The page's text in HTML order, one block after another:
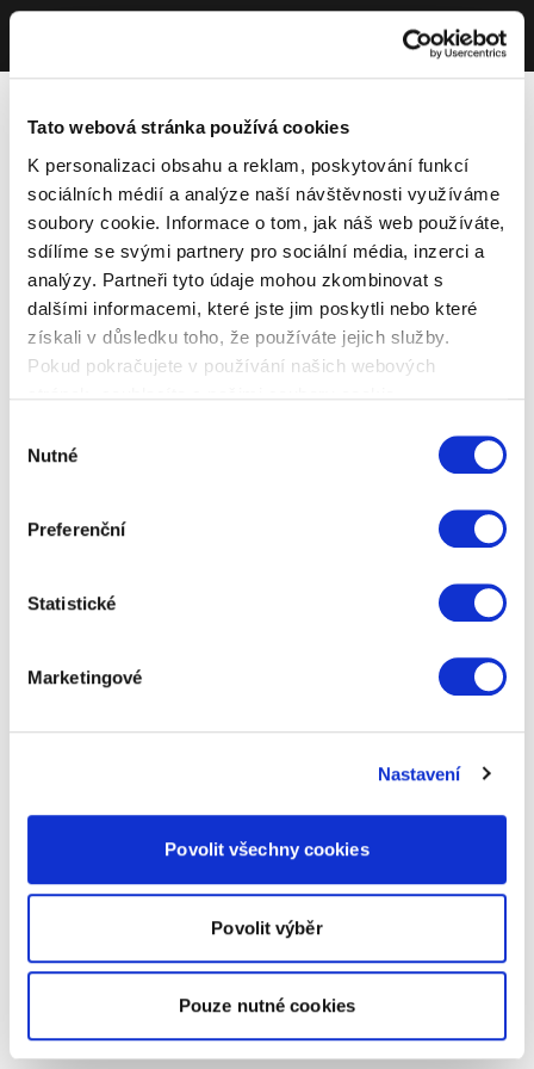
Tato webová stránka používá cookies
K personalizaci obsahu a reklam, poskytování funkcí
sociálních médií a analýze naší návštěvnosti využíváme
soubory cookie. Informace o tom, jak náš web používáte,
sdílíme se svými partnery pro sociální média, inzerci a
analýzy. Partneři tyto údaje mohou zkombinovat s
dalšími informacemi, které jste jim poskytli nebo které
získali v důsledku toho, že používáte jejich služby.
Pokud pokračujete v používání našich webových
souhlasu
Nutné
Preferenční
Statistické
Marketingové
Nastavení
Povolit všechny cookies
Povolit výběr
Pouze nutné cookies